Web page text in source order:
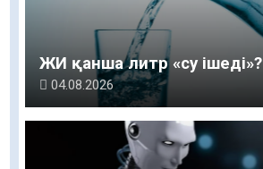
ЖИ қанша литр «су ішеді»?
04.08.2026